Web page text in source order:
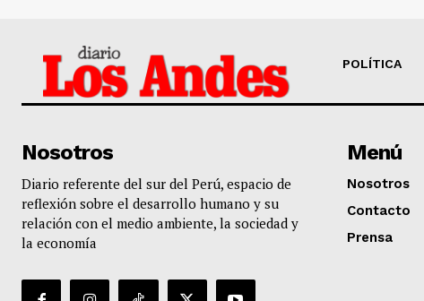
POLÍTICA
Nosotros
Diario referente del sur del Perú, espacio de
reflexión sobre el desarrollo humano y su
relación con el medio ambiente, la sociedad y
la economía
Menú
Nosotros
Contacto
Prensa